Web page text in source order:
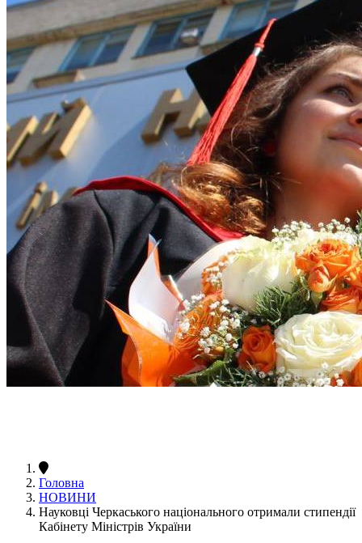
Головна
НОВИНИ
Науковці Черкаського національного отримали стипендії
Кабінету Міністрів України